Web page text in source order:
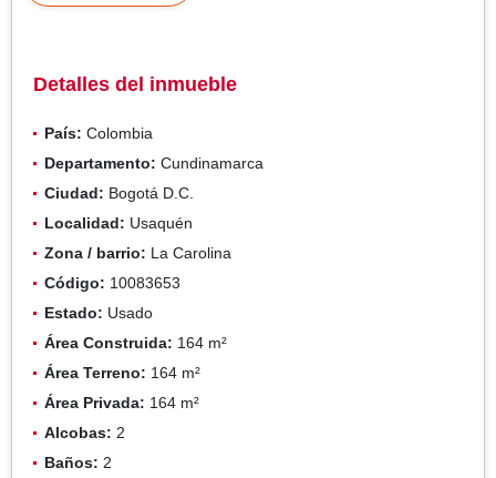
Detalles del inmueble
País: Colombia
Departamento: Cundinamarca
Ciudad: Bogotá D.C.
Localidad: Usaquén
Zona / barrio: La Carolina
Código: 10083653
Estado: Usado
Área Construida: 164 m²
Área Terreno: 164 m²
Área Privada: 164 m²
Alcobas: 2
Baños: 2